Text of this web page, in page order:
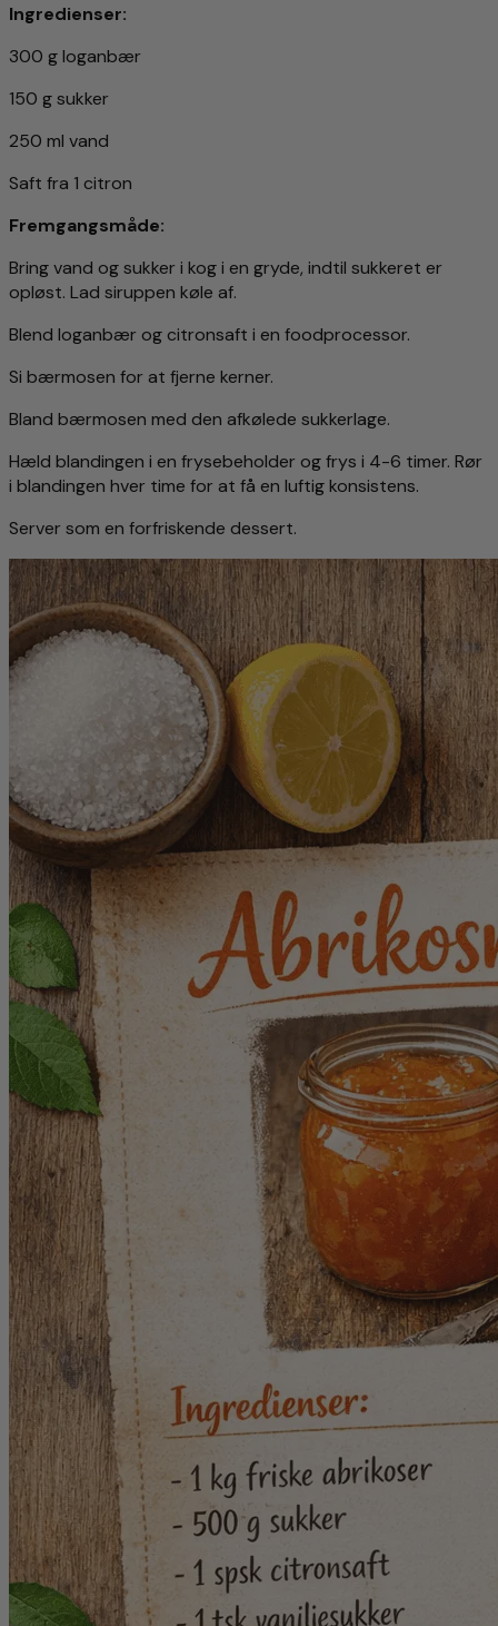
Ingredienser:
300 g loganbær
150 g sukker
250 ml vand
Saft fra 1 citron
Fremgangsmåde:
Bring vand og sukker i kog i en gryde, indtil sukkeret er
opløst. Lad siruppen køle af.
Blend loganbær og citronsaft i en foodprocessor.
Si bærmosen for at fjerne kerner.
Bland bærmosen med den afkølede sukkerlage.
Hæld blandingen i en frysebeholder og frys i 4-6 timer. Rør
i blandingen hver time for at få en luftig konsistens.
Server som en forfriskende dessert.